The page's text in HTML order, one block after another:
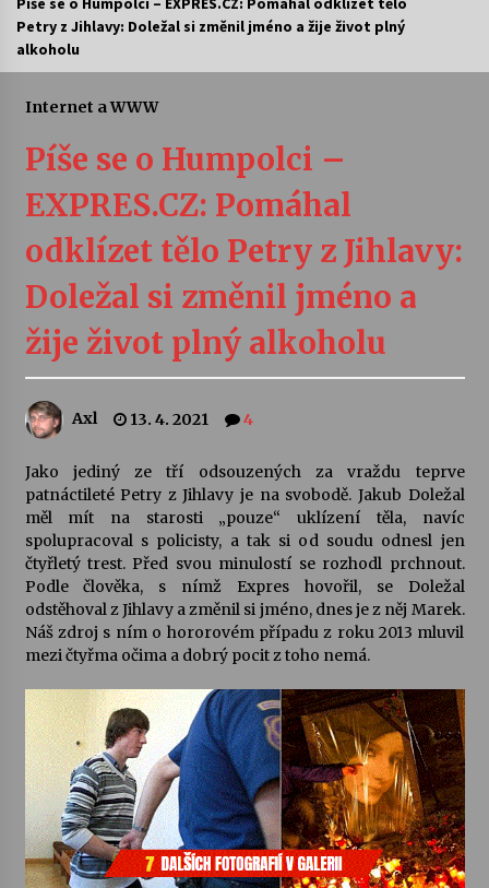
Letní koncerty ve Stromovce: Ars Camerata a
kapkou
Veselí muzikanti
30. 7. 2026
Pozvánka na integrační festival Quijotova
šedesátka: 28. 7.–1. 8. 2026
28. 7. 2026
28. 7. 2026
Votavžatský ploty
23. 7. 2026
Letní koncerty ve Stromovce: Rufus Miller
22. 7. 2026
Vysočinka
17. 7. 2026
Ozvěny prázdnin
14. 7. 2026
Petry z Jihlavy: Doležal si změnil jméno a žije život plný
alkoholu
Internet a WWW
Píše se o Humpolci –
EXPRES.CZ: Pomáhal
odklízet tělo Petry z Jihlavy:
Doležal si změnil jméno a
žije život plný alkoholu
Axl 13. 4. 2021 4
Jako jediný ze tří odsouzených za vraždu teprve
patnáctileté Petry z Jihlavy je na svobodě. Jakub Doležal
měl mít na starosti „pouze“ uklízení těla, navíc
spolupracoval s policisty, a tak si od soudu odnesl jen
čtyřletý trest. Před svou minulostí se rozhodl prchnout.
Podle člověka, s nímž Expres hovořil, se Doležal
odstěhoval z Jihlavy a změnil si jméno, dnes je z něj Marek.
Náš zdroj s ním o hororovém případu z roku 2013 mluvil
mezi čtyřma očima a dobrý pocit z toho nemá.